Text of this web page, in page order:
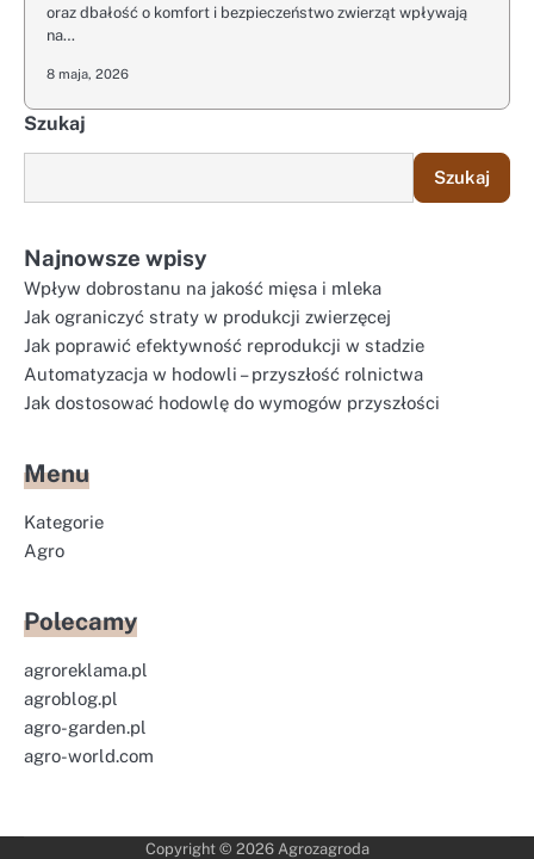
oraz dbałość o komfort i bezpieczeństwo zwierząt wpływają
na…
8 maja, 2026
Szukaj
Szukaj
Najnowsze wpisy
Wpływ dobrostanu na jakość mięsa i mleka
Jak ograniczyć straty w produkcji zwierzęcej
Jak poprawić efektywność reprodukcji w stadzie
Automatyzacja w hodowli – przyszłość rolnictwa
Jak dostosować hodowlę do wymogów przyszłości
Menu
Kategorie
Agro
Polecamy
agroreklama.pl
agroblog.pl
agro-garden.pl
agro-world.com
Copyright © 2026 Agrozagroda